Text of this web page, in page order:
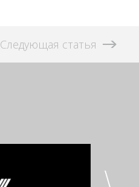
Следующая статья